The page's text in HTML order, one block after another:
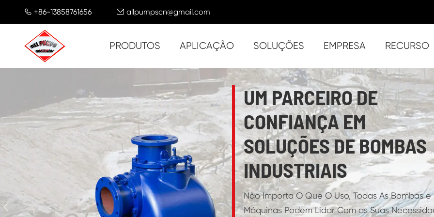
 +86-13858761656  allpumpscn@gmail.com
PRODUTOS APLICAÇÃO SOLUÇÕES EMPRESA RECURSO
UM PARCEIRO DE
CONFIANÇA EM
SOLUÇÕES DE BOMBAS
INDUSTRIAIS
Não Importa O Que O Uso, Todas As Bombas e
Máquinas Podem Lidar Com as Suas